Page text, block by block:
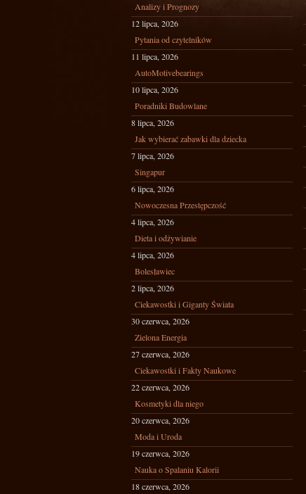
Analizy i Prognozy
12 lipca, 2026
Pytania od czytelników
11 lipca, 2026
AutoMotivebearings
10 lipca, 2026
Poradniki Budowlane
8 lipca, 2026
Jak wybierać zabawki dla dziecka
7 lipca, 2026
Singapur
6 lipca, 2026
Nowoczesna Przestępczość
4 lipca, 2026
Dieta i odżywianie
4 lipca, 2026
Bolesławiec
2 lipca, 2026
Ciekawostki i Giganty Świata
30 czerwca, 2026
Zielona Energia
27 czerwca, 2026
Ciekawostki i Fakty Naukowe
22 czerwca, 2026
Kosmetyki dla niego
20 czerwca, 2026
Moda i Uroda
19 czerwca, 2026
Nauka o Spalaniu Kalorii
18 czerwca, 2026